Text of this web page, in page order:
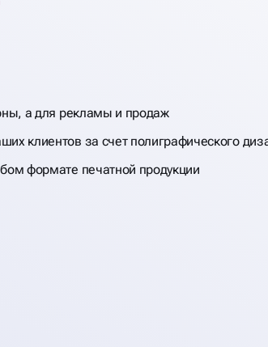
а для рекламы и продаж
клиентов за счет полиграфического
формате печатной продукции